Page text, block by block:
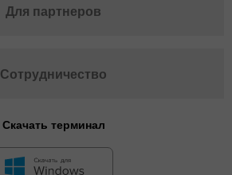
Для партнеров
Сотрудничество
Скачать терминал